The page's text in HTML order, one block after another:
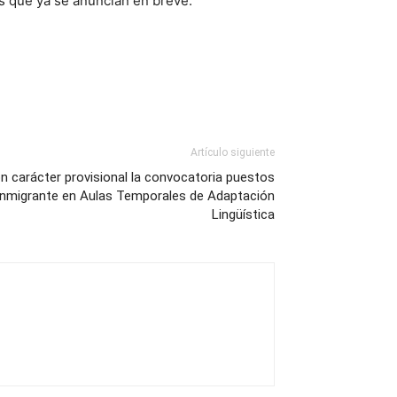
Artículo siguiente
carácter provisional la convocatoria puestos
en Aulas Temporales de Adaptación
Lingüística